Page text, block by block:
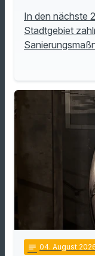
In den nächste
Stadtgebiet
notes 04. August